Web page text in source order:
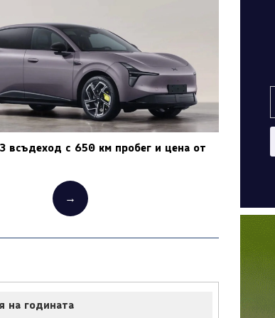
всъдеход с 650 км пробег и цена от
→
на годината